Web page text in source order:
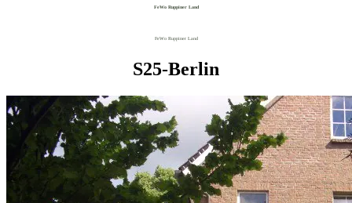
FeWo Ruppiner Land
FeWo Ruppiner Land
S25-Berlin